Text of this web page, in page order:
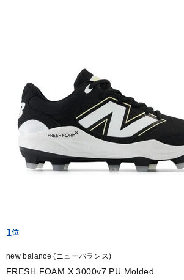
1
new balance (ニューバランス)
FRESH FOAM X 3000v7 PU Molded